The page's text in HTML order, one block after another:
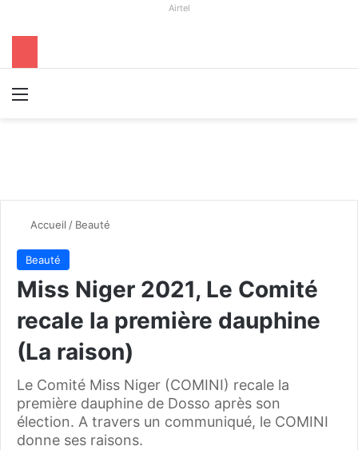
Airtel
Accueil / Beauté
Beauté
Miss Niger 2021, Le Comité
recale la première dauphine
(La raison)
Le Comité Miss Niger (COMINI) recale la
première dauphine de Dosso après son
élection. A travers un communiqué, le COMINI
donne ses raisons.